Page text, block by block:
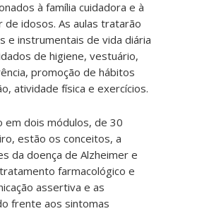
à família cuidadora e à
idosos. As aulas tratarão
e instrumentais de vida diária
de higiene, vestuário,
promoção de hábitos
atividade física e exercícios.
em dois módulos, de 30
estão os conceitos, a
da doença de Alzheimer e
farmacológico e
assertiva e as
frente aos sintomas